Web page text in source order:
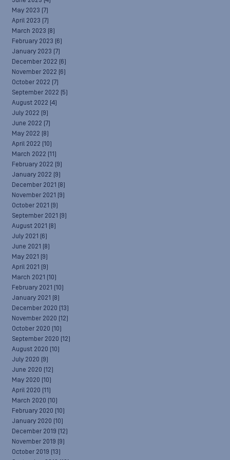
May 2023 (7)
April 2023 (7)
March 2023 (8)
February 2023 (6)
January 2023 (7)
December 2022 (6)
November 2022 (6)
October 2022 (7)
September 2022 (5)
August 2022 (4)
July 2022 (9)
June 2022 (7)
May 2022 (8)
April 2022 (10)
March 2022 (11)
February 2022 (9)
January 2022 (9)
December 2021 (8)
November 2021 (9)
October 2021 (9)
September 2021 (9)
August 2021 (8)
July 2021 (6)
June 2021 (8)
May 2021 (9)
April 2021 (9)
March 2021 (10)
February 2021 (10)
January 2021 (8)
December 2020 (13)
November 2020 (12)
October 2020 (10)
September 2020 (12)
August 2020 (10)
July 2020 (9)
June 2020 (12)
May 2020 (10)
April 2020 (11)
March 2020 (10)
February 2020 (10)
January 2020 (10)
December 2019 (12)
November 2019 (9)
October 2019 (13)